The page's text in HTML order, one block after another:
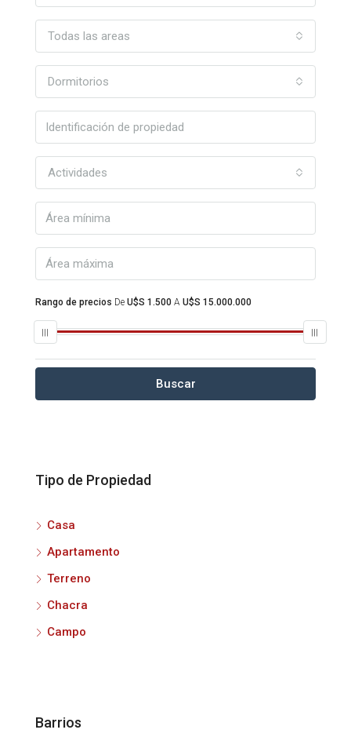
Todas las areas
Dormitorios
Actividades
Rango de precios De U$S 1.500 A U$S 15.000.000
Buscar
Tipo de Propiedad
Casa
Apartamento
Terreno
Chacra
Campo
Barrios